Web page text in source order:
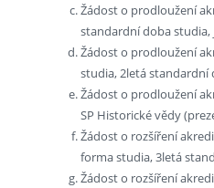
Žádost o prodloužení
standardní doba
Žádost o prodloužení
studia, 2letá
Žádost o prodloužení
SP Historické vědy
Žádost o rozšíření
forma studia, 3letá
Žádost o rozšíření